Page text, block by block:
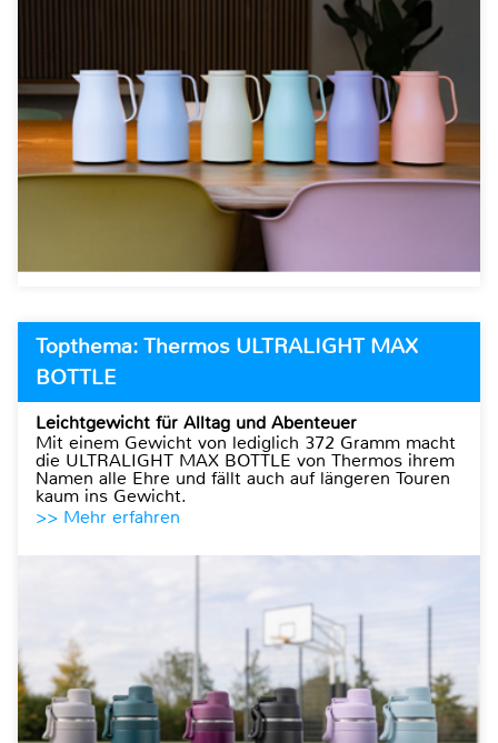
Topthema: Thermos ULTRALIGHT MAX
BOTTLE
Leichtgewicht für Alltag und Abenteuer
Mit einem Gewicht von lediglich 372 Gramm macht
die ULTRALIGHT MAX BOTTLE von Thermos ihrem
Namen alle Ehre und fällt auch auf längeren Touren
kaum ins Gewicht.
>> Mehr erfahren